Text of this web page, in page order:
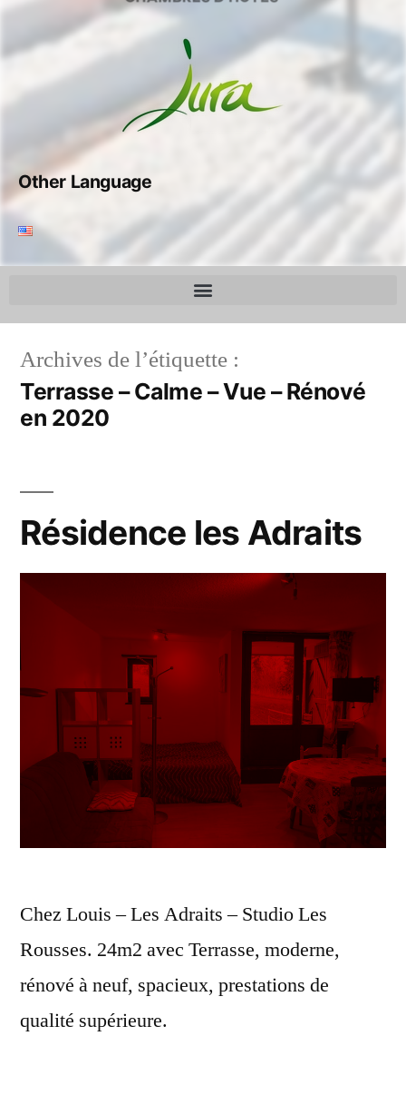
Other Language
Archives de l’étiquette :
Terrasse – Calme – Vue – Rénové
en 2020
Résidence les Adraits
Chez Louis – Les Adraits – Studio Les
Rousses. 24m2 avec Terrasse, moderne,
rénové à neuf, spacieux, prestations de
qualité supérieure.